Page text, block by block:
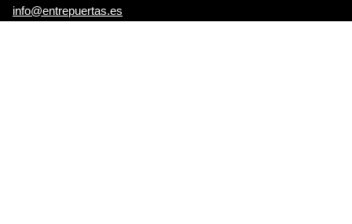
info@entrepuertas.es